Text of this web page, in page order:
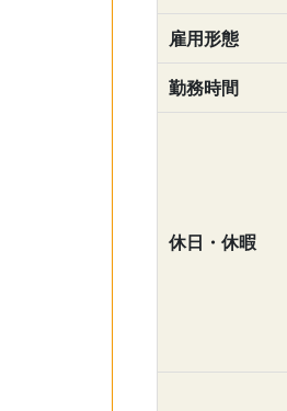
雇用形態
勤務時間
休日・休暇